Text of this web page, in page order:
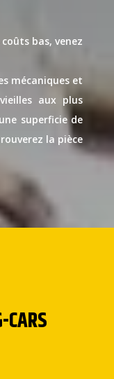
bas, venez
mécaniques et
aux plus
superficie de
la pièce
CARS